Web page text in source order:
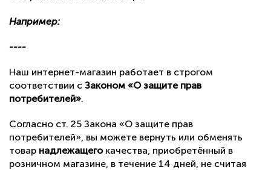
Например:
----
Наш интернет-магазин работает в строгом
соответствии с Законом «О защите прав
потребителей».
Согласно ст. 25 Закона «О защите прав
потребителей», вы можете вернуть или обменять
товар надлежащегокачества, приобретённый в
розничном магазине, в течение 14 дней, не считая
Вопрос по представительству
ОСТАВИТЬ ЗАЯВКУ